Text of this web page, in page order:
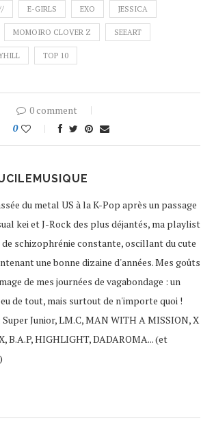
E-GIRLS EXO JESSICA
MOMOIRO CLOVER Z SEEART
TOP 10
0 comment
0
du metal US à la K-Pop après un passage
kei et J-Rock des plus déjantés, ma playlist
de schizophrénie constante, oscillant du cute
une bonne dizaine d'années. Mes goûts
de mes journées de vagabondage : un
de tout, mais surtout de n'importe quoi !
Junior, LM.C, MAN WITH A MISSION, X
B.A.P, HIGHLIGHT, DADAROMA... (et